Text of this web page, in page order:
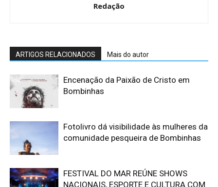
Redação
ARTIGOS RELACIONADOS Mais do autor
Encenação da Paixão de Cristo em
Bombinhas
Fotolivro dá visibilidade às mulheres da
comunidade pesqueira de Bombinhas
FESTIVAL DO MAR REÚNE SHOWS
NACIONAIS, ESPORTE E CULTURA COM